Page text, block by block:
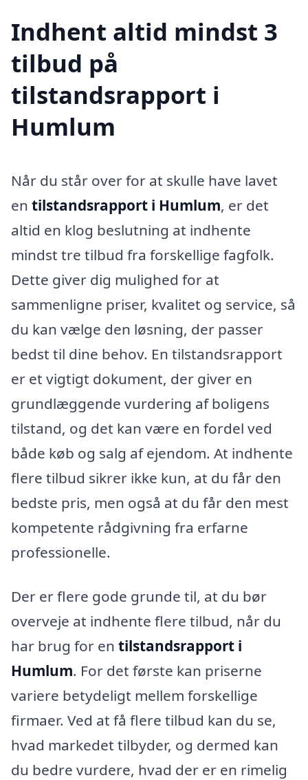
Indhent altid mindst 3
tilbud på
tilstandsrapport i
Humlum
Når du står over for at skulle have lavet
en tilstandsrapport i Humlum, er det
altid en klog beslutning at indhente
mindst tre tilbud fra forskellige fagfolk.
Dette giver dig mulighed for at
sammenligne priser, kvalitet og service, så
du kan vælge den løsning, der passer
bedst til dine behov. En tilstandsrapport
er et vigtigt dokument, der giver en
grundlæggende vurdering af boligens
tilstand, og det kan være en fordel ved
både køb og salg af ejendom. At indhente
flere tilbud sikrer ikke kun, at du får den
bedste pris, men også at du får den mest
kompetente rådgivning fra erfarne
professionelle.
Der er flere gode grunde til, at du bør
overveje at indhente flere tilbud, når du
har brug for en tilstandsrapport i
Humlum. For det første kan priserne
variere betydeligt mellem forskellige
firmaer. Ved at få flere tilbud kan du se,
hvad markedet tilbyder, og dermed kan
du bedre vurdere, hvad der er en rimelig